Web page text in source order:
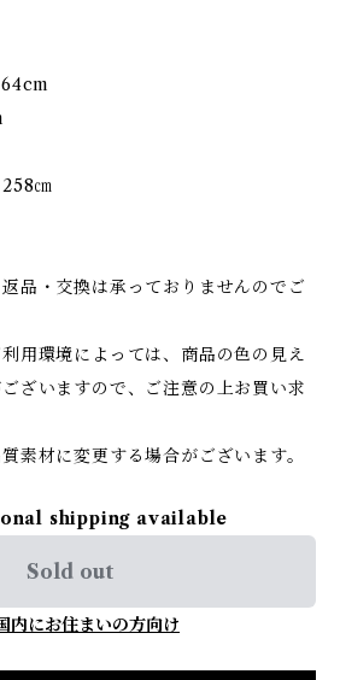
㎝
品・交換は承っておりませんのでご
用環境によっては、商品の色の見え
ざいますので、ご注意の上お買い求
素材に変更する場合がございます。
shipping available
Sold out
内にお住まいの方向け